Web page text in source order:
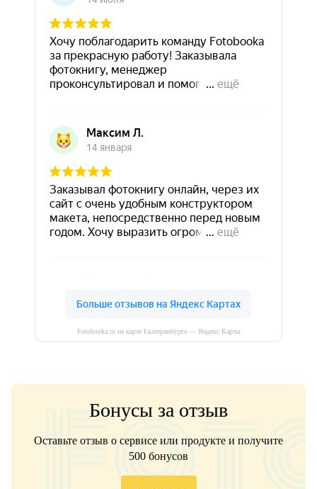
Fotobooka.ru на карте Екатеринбурга — Яндекс Карты
Бонусы за отзыв
Оставьте отзыв о сервисе или продукте и получите
500 бонусов